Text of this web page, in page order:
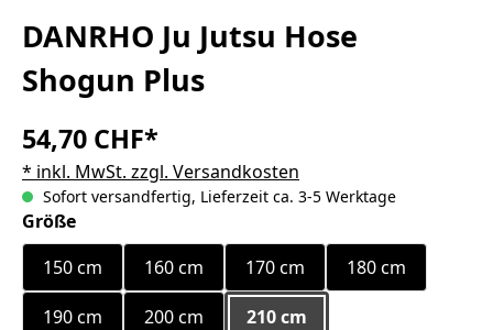
DANRHO Ju Jutsu Hose
Shogun Plus
54,70 CHF*
* inkl. MwSt. zzgl. Versandkosten
Sofort versandfertig, Lieferzeit ca. 3-5 Werktage
Größeauswählen
150 cm
160 cm 170 cm 180 cm
190 cm 200 cm 210 cm